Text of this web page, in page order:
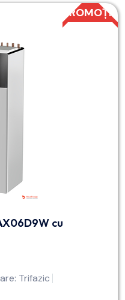
PROMOȚIE
cu
Trifazic